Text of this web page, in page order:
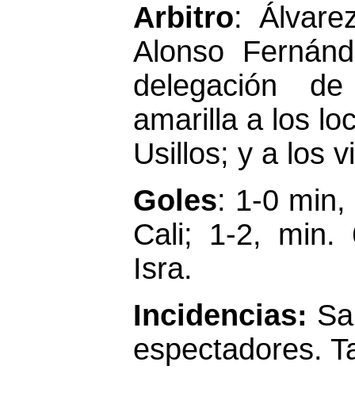
Arbitro:
Alonso
delegación
amarilla a los
Usillos; y a los
Goles: 1-0 min,
Cali; 1-2, min.
Isra.
Incidencias: S
espectadores.